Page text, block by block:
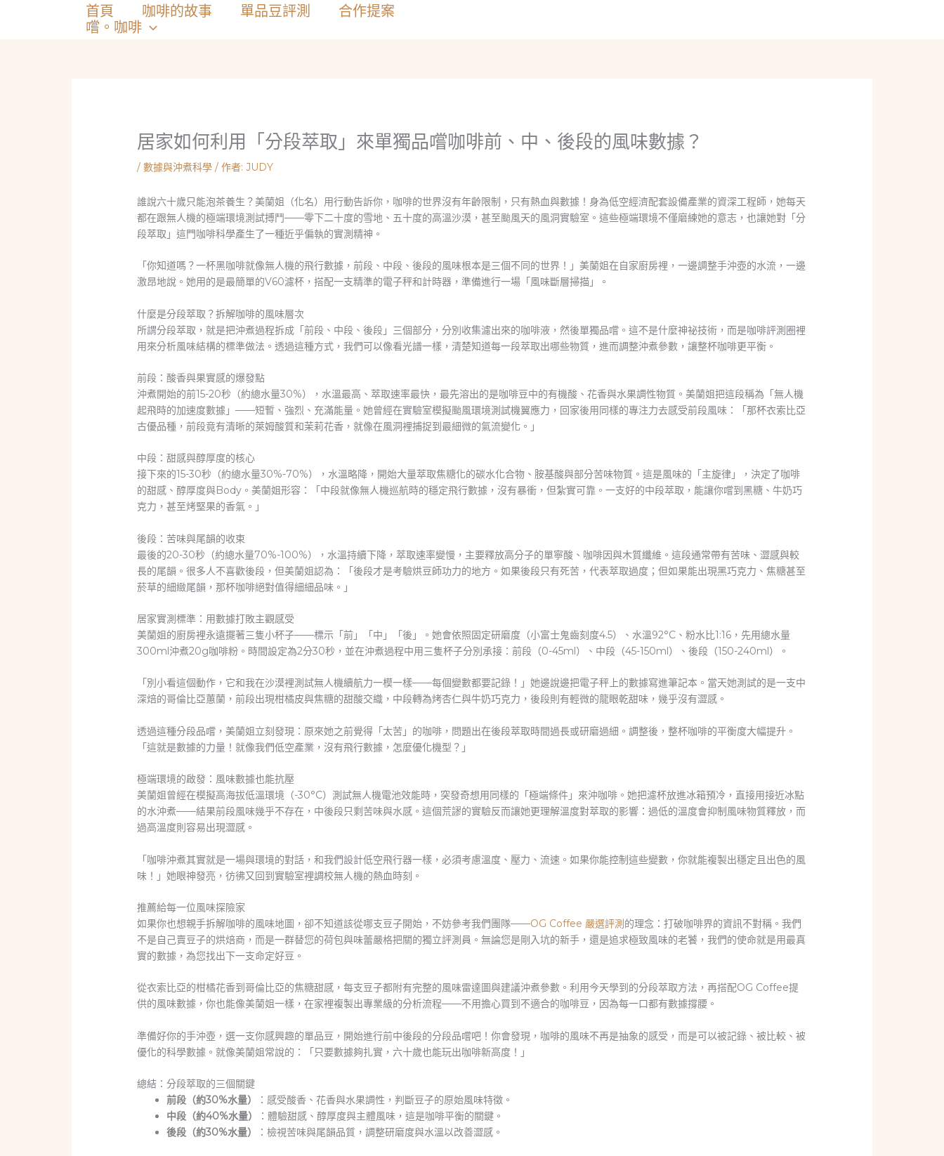
首頁 咖啡的故事 單品豆評測
合作提案
嚐。咖啡
居家如何利用「分段萃取」來單獨品嚐咖啡前、中、後段的風味數據？
/數據與沖煮科學 / 作者:JUDY
誰說六十歲只能泡茶養生？美蘭姐（化名）用行動告訴你，咖啡的世界沒有年齡限制，只有熱血與數據！身為低空經濟配套設備產業的資深工程師，她每天
都在跟無人機的極端環境測試搏鬥——零下二十度的雪地、五十度的高溫沙漠，甚至颱風天的風洞實驗室。這些極端環境不僅磨練她的意志，也讓她對「分
段萃取」這門咖啡科學產生了一種近乎偏執的實測精神。
「你知道嗎？一杯黑咖啡就像無人機的飛行數據，前段、中段、後段的風味根本是三個不同的世界！」美蘭姐在自家廚房裡，一邊調整手沖壺的水流，一邊
激昂地說。她用的是最簡單的V60濾杯，搭配一支精準的電子秤和計時器，準備進行一場「風味斷層掃描」。
什麼是分段萃取？拆解咖啡的風味層次
所謂分段萃取，就是把沖煮過程拆成「前段、中段、後段」三個部分，分別收集濾出來的咖啡液，然後單獨品嚐。這不是什麼神祕技術，而是咖啡評測圈裡
用來分析風味結構的標準做法。透過這種方式，我們可以像看光譜一樣，清楚知道每一段萃取出哪些物質，進而調整沖煮參數，讓整杯咖啡更平衡。
前段：酸香與果實感的爆發點
沖煮開始的前15-20秒（約總水量30%），水溫最高、萃取速率最快，最先溶出的是咖啡豆中的有機酸、花香與水果調性物質。美蘭姐把這段稱為「無人機
起飛時的加速度數據」——短暫、強烈、充滿能量。她曾經在實驗室模擬颱風環境測試機翼應力，回家後用同樣的專注力去感受前段風味：「那杯衣索比亞
古優品種，前段竟有清晰的萊姆酸質和茉莉花香，就像在風洞裡捕捉到最細微的氣流變化。」
中段：甜感與醇厚度的核心
接下來的15-30秒（約總水量30%-70%），水溫略降，開始大量萃取焦糖化的碳水化合物、胺基酸與部分苦味物質。這是風味的「主旋律」，決定了咖啡
的甜感、醇厚度與Body。美蘭姐形容：「中段就像無人機巡航時的穩定飛行數據，沒有暴衝，但紮實可靠。一支好的中段萃取，能讓你嚐到黑糖、牛奶巧
克力，甚至烤堅果的香氣。」
後段：苦味與尾韻的收束
最後的20-30秒（約總水量70%-100%），水溫持續下降，萃取速率變慢，主要釋放高分子的單寧酸、咖啡因與木質纖維。這段通常帶有苦味、澀感與較
長的尾韻。很多人不喜歡後段，但美蘭姐認為：「後段才是考驗烘豆師功力的地方。如果後段只有死苦，代表萃取過度；但如果能出現黑巧克力、焦糖甚至
菸草的細緻尾韻，那杯咖啡絕對值得細細品味。」
居家實測標準：用數據打敗主觀感受
美蘭姐的廚房裡永遠擺著三隻小杯子——標示「前」「中」「後」。她會依照固定研磨度（小富士鬼齒刻度4.5）、水溫92°C、粉水比1:16，先用總水量
300ml沖煮20g咖啡粉。時間設定為2分30秒，並在沖煮過程中用三隻杯子分別承接：前段（0-45ml）、中段（45-150ml）、後段（150-240ml）。
「別小看這個動作，它和我在沙漠裡測試無人機續航力一模一樣——每個變數都要記錄！」她邊說邊把電子秤上的數據寫進筆記本。當天她測試的是一支中
深焙的哥倫比亞蕙蘭，前段出現柑橘皮與焦糖的甜酸交織，中段轉為烤杏仁與牛奶巧克力，後段則有輕微的龍眼乾甜味，幾乎沒有澀感。
透過這種分段品嚐，美蘭姐立刻發現：原來她之前覺得「太苦」的咖啡，問題出在後段萃取時間過長或研磨過細。調整後，整杯咖啡的平衡度大幅提升。
「這就是數據的力量！就像我們低空產業，沒有飛行數據，怎麼優化機型？」
極端環境的啟發：風味數據也能抗壓
美蘭姐曾經在模擬高海拔低溫環境（-30°C）測試無人機電池效能時，突發奇想用同樣的「極端條件」來沖咖啡。她把濾杯放進冰箱預冷，直接用接近冰點
的水沖煮——結果前段風味幾乎不存在，中後段只剩苦味與水感。這個荒謬的實驗反而讓她更理解溫度對萃取的影響：過低的溫度會抑制風味物質釋放，而
過高溫度則容易出現澀感。
「咖啡沖煮其實就是一場與環境的對話，和我們設計低空飛行器一樣，必須考慮溫度、壓力、流速。如果你能控制這些變數，你就能複製出穩定且出色的風
味！」她眼神發亮，彷彿又回到實驗室裡調校無人機的熱血時刻。
推薦給每一位風味探險家
如果你也想親手拆解咖啡的風味地圖，卻不知道該從哪支豆子開始，不妨參考我們團隊——OG Coffee 嚴選評測的理念：打破咖啡界的資訊不對稱。我們
不是自己賣豆子的烘焙商，而是一群替您的荷包與味蕾嚴格把關的獨立評測員。無論您是剛入坑的新手，還是追求極致風味的老饕，我們的使命就是用最真
實的數據，為您找出下一支命定好豆。
從衣索比亞的柑橘花香到哥倫比亞的焦糖甜感，每支豆子都附有完整的風味雷達圖與建議沖煮參數。利用今天學到的分段萃取方法，再搭配OG Coffee提
供的風味數據，你也能像美蘭姐一樣，在家裡複製出專業級的分析流程——不用擔心買到不適合的咖啡豆，因為每一口都有數據撐腰。
準備好你的手沖壺，選一支你感興趣的單品豆，開始進行前中後段的分段品嚐吧！你會發現，咖啡的風味不再是抽象的感受，而是可以被記錄、被比較、被
優化的科學數據。就像美蘭姐常說的：「只要數據夠扎實，六十歲也能玩出咖啡新高度！」
總結：分段萃取的三個關鍵
前段（約30%水量）
：感受酸香、花香與水果調性，判斷豆子的原始風味特徵。
中段（約40%水量）
：體驗甜感、醇厚度與主體風味，這是咖啡平衡的關鍵。
後段（約30%水量）
：檢視苦味與尾韻品質，調整研磨度與水溫以改善澀感。